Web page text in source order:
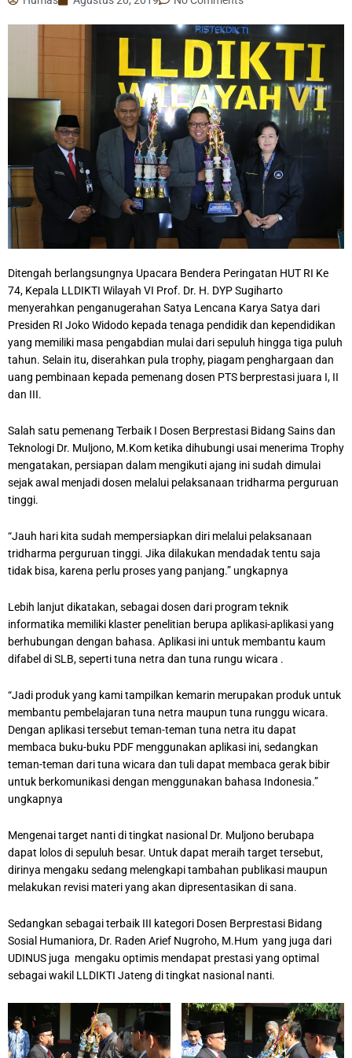
Ditengah berlangsungnya Upacara Bendera Peringatan HUT RI Ke
74, Kepala LLDIKTI Wilayah VI Prof. Dr. H. DYP Sugiharto
menyerahkan penganugerahan Satya Lencana Karya Satya dari
Presiden RI Joko Widodo kepada tenaga pendidik dan kependidikan
yang memiliki masa pengabdian mulai dari sepuluh hingga tiga puluh
tahun. Selain itu, diserahkan pula trophy, piagam penghargaan dan
uang pembinaan kepada pemenang dosen PTS berprestasi juara I, II
dan III.
Salah satu pemenang Terbaik I Dosen Berprestasi Bidang Sains dan
Teknologi Dr. Muljono, M.Kom ketika dihubungi usai menerima Trophy
mengatakan, persiapan dalam mengikuti ajang ini sudah dimulai
sejak awal menjadi dosen melalui pelaksanaan tridharma perguruan
tinggi.
“Jauh hari kita sudah mempersiapkan diri melalui pelaksanaan
tridharma perguruan tinggi. Jika dilakukan mendadak tentu saja
tidak bisa, karena perlu proses yang panjang.” ungkapnya
Lebih lanjut dikatakan, sebagai dosen dari program teknik
informatika memiliki klaster penelitian berupa aplikasi-aplikasi yang
berhubungan dengan bahasa. Aplikasi ini untuk membantu kaum
difabel di SLB, seperti tuna netra dan tuna rungu wicara .
“Jadi produk yang kami tampilkan kemarin merupakan produk untuk
membantu pembelajaran tuna netra maupun tuna runggu wicara.
Dengan aplikasi tersebut teman-teman tuna netra itu dapat
membaca buku-buku PDF menggunakan aplikasi ini, sedangkan
teman-teman dari tuna wicara dan tuli dapat membaca gerak bibir
untuk berkomunikasi dengan menggunakan bahasa Indonesia.”
ungkapnya
Mengenai target nanti di tingkat nasional Dr. Muljono berubapa
dapat lolos di sepuluh besar. Untuk dapat meraih target tersebut,
dirinya mengaku sedang melengkapi tambahan publikasi maupun
melakukan revisi materi yang akan dipresentasikan di sana.
Sedangkan sebagai terbaik III kategori Dosen Berprestasi Bidang
Sosial Humaniora, Dr. Raden Arief Nugroho, M.Hum yang juga dari
UDINUS juga mengaku optimis mendapat prestasi yang optimal
sebagai wakil LLDIKTI Jateng di tingkat nasional nanti.